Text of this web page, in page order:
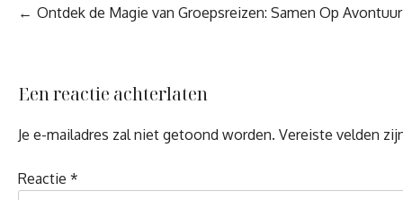
Berichtnavigatie
Ontdek de Magie van Groepsreizen: Samen Op
Een reactie achterlaten
Je e-mailadres zal niet getoond worden. Vereiste velden
Reactie *